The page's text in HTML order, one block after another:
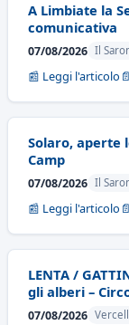
A Limbiate la
comunicativa
07/08/2026 Il
📰 Leggi l'articolo
Solaro, aperte
Camp
07/08/2026 Il
📰 Leggi l'articolo
LENTA /
gli alberi –
07/08/2026